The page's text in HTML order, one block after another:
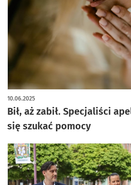
Bił, aż zabił. Specjaliści
się szukać pomocy
10.06.2025